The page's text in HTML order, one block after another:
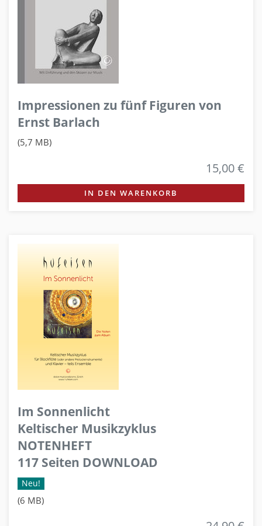
Impressionen zu fünf Figuren von
Ernst Barlach
(5,7 MB)
15,00 €
IN DEN WARENKORB
Im Sonnenlicht
Keltischer Musikzyklus
NOTENHEFT
117 Seiten DOWNLOAD
Neu!
(6 MB)